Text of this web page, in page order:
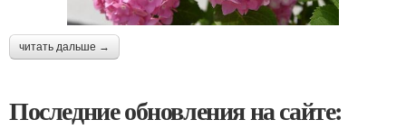
читать дальше →
Последние обновления на сайте: